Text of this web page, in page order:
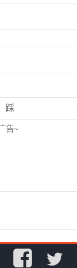
踩